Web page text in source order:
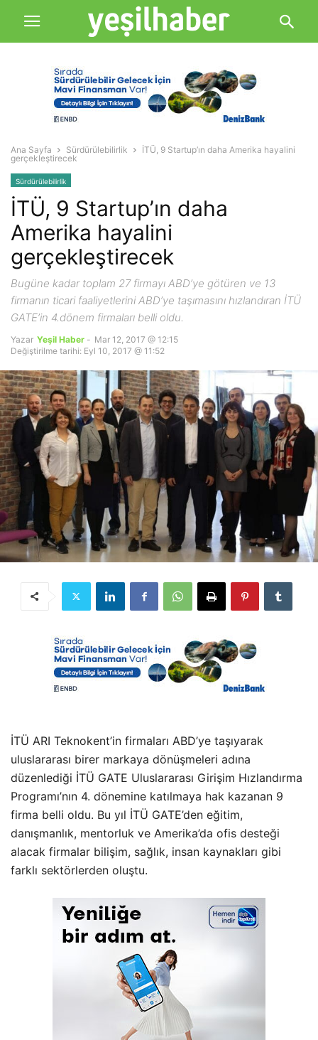
Ana Sayfa Sürdürülebilirlik
İTÜ, 9 Startup’ın daha Amerika hayalini
gerçekleştirecek
Sürdürülebilirlik
İTÜ, 9 Startup’ın daha
Amerika hayalini
gerçekleştirecek
Bugüne kadar toplam 27 firmayı ABD’ye götüren ve 13
firmanın ticari faaliyetlerini ABD’ye taşımasını hızlandıran İTÜ
GATE’in 4.dönem firmaları belli oldu.
Yazar Yeşil Haber - Mar 12, 2017 @ 12:15
Değiştirilme tarihi: Eyl 10, 2017 @ 11:52
İTÜ ARI Teknokent’in firmaları ABD’ye taşıyarak
uluslararası birer markaya dönüşmeleri adına
düzenlediği İTÜ GATE Uluslararası Girişim Hızlandırma
Programı’nın 4. dönemine katılmaya hak kazanan 9
firma belli oldu. Bu yıl İTÜ GATE’den eğitim,
danışmanlık, mentorluk ve Amerika’da ofis desteği
alacak firmalar bilişim, sağlık, insan kaynakları gibi
farklı sektörlerden oluştu.